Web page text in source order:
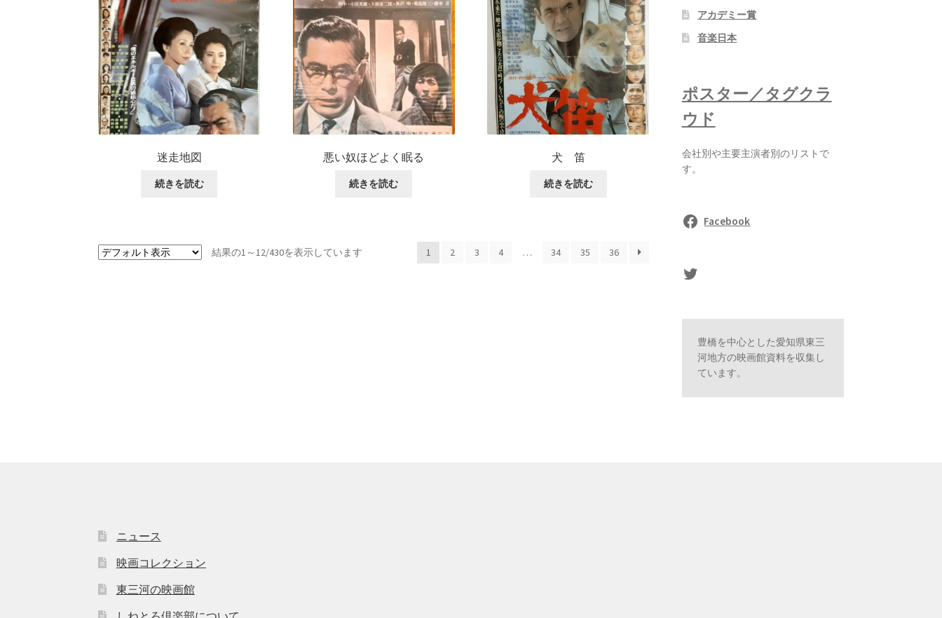
迷走地図
続きを読む
悪い奴ほどよく眠る
続きを読む
犬 笛
続きを読む
結果の1～12/430を表示しています 1 2 3 4 … 34 35 36
アカデミー賞
音楽日本
ポスター／タグクラ
ウド
会社別や主要主演者別のリストで
す。
Facebook
sasaki's Twitter
豊橋を中心とした愛知県東三
河地方の映画館資料を収集し
ています。
ニュース
映画コレクション
東三河の映画館